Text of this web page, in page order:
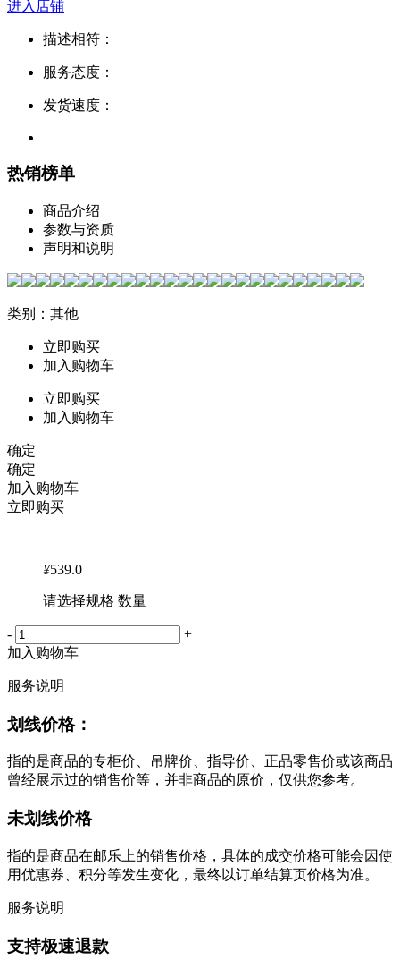
进入店铺
描述相符：
服务态度：
发货速度：
热销榜单
商品介绍
参数与资质
声明和说明
类别：其他
立即购买
加入购物车
立即购买
加入购物车
确定
确定
加入购物车
立即购买
¥539.0
请选择规格 数量
-
+
加入购物车
服务说明
划线价格：
指的是商品的专柜价、吊牌价、指导价、正品零售价或该商品
曾经展示过的销售价等，并非商品的原价，仅供您参考。
未划线价格
指的是商品在邮乐上的销售价格，具体的成交价格可能会因使
用优惠券、积分等发生变化，最终以订单结算页价格为准。
服务说明
支持极速退款